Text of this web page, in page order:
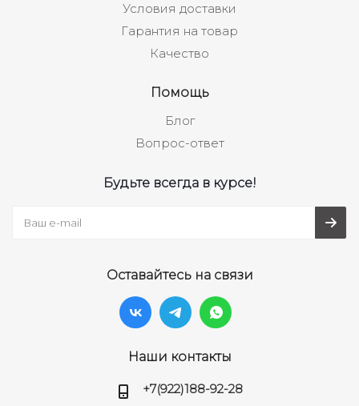
Условия доставки
Гарантия на товар
Качество
Помощь
Блог
Вопрос-ответ
Будьте всегда в курсе!
Оставайтесь на связи
Наши контакты
+7(922)188-92-28